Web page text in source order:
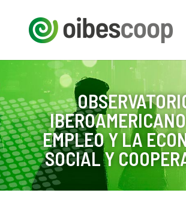
EMPLEO Y LA
SOCIAL Y